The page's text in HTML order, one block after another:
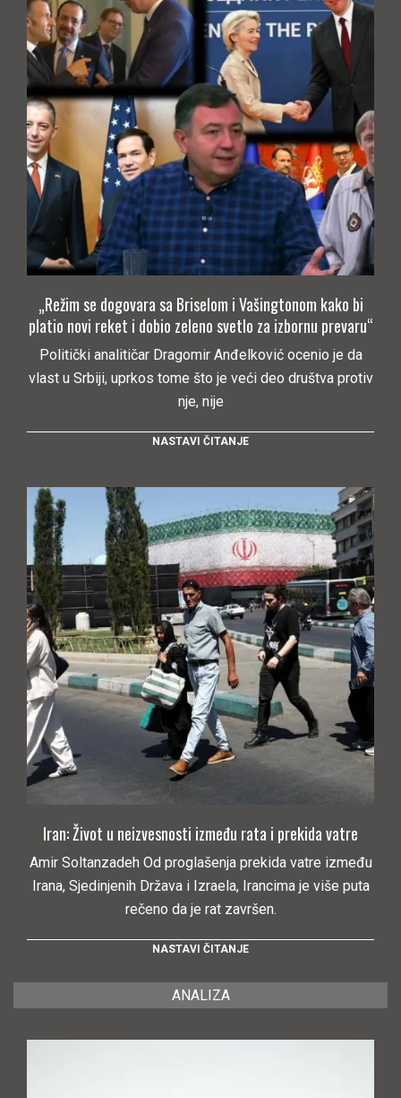
„Režim se dogovara sa Briselom i Vašingtonom kako bi
platio novi reket i dobio zeleno svetlo za izbornu prevaru“
Politički analitičar Dragomir Anđelković ocenio je da
vlast u Srbiji, uprkos tome što je veći deo društva protiv
nje, nije
NASTAVI ČITANJE
Iran: Život u neizvesnosti između rata i prekida vatre
Amir Soltanzadeh Od proglašenja prekida vatre između
Irana, Sjedinjenih Država i Izraela, Irancima je više puta
rečeno da je rat završen.
NASTAVI ČITANJE
ANALIZA